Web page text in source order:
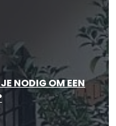
NODIG OM EEN